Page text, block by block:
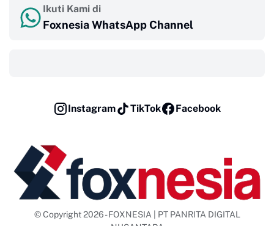
Ikuti Kami di
Foxnesia WhatsApp Channel
Instagram TikTok Facebook
© Copyright 2026 - FOXNESIA | PT PANRITA DIGITAL